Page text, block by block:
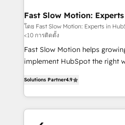
services include: - Choosing the right HubSpot
package for your business - Full CRM, Marketing, and
Sales Hub implementations - Custom dashboards
and reporting - Workflow automation and data
clean-up - Sales enablement and team training -
Leeds and London, we partner
UK who are ready to turn
engine it’s meant to be.
Fast Slow Motion:
Salesforce
โดย Fast Slow Motion: Experts in
<10 การติดตั้ง
Fast Slow Motion helps
implement HubSpot the right
Highly certified in both
bring deep experience in
integrations, and data
Solutions Partner4.9